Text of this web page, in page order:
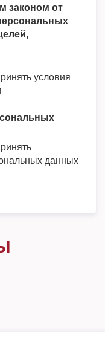
законом от
условия
данных